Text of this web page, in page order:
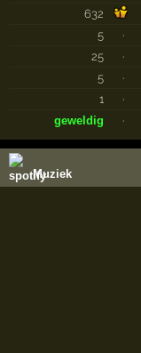
632
5
·
25
·
5
·
1
·
geweldig
·
Muziek